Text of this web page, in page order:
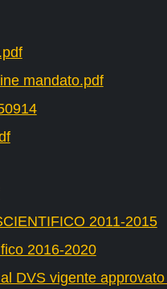
mandato.pdf
2011-2015
2016-2020
DVS vigente